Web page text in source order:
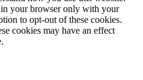
your browser only with your
to opt-out of these cookies.
cookies may have an effect